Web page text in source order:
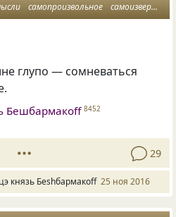
самопроизвольное самоизвержение
глупо — сомневаться
Бешбармакоff 8452
29
князь Беshбармакоff 25 ноя 2016